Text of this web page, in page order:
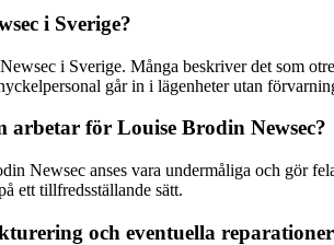
i Sverige?
i Sverige. Många beskriver det som
går in i lägenheter utan
arbetar för Louise Brodin Newsec?
Newsec anses vara undermåliga och gör
ett tillfredsställande sätt.
och eventuella